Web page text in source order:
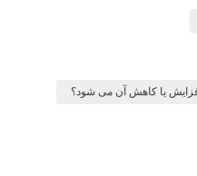
یا کاهش آن می شود؟